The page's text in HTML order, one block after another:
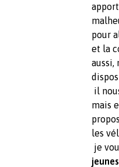
pour
et la
aussi,
il
mais
les
je